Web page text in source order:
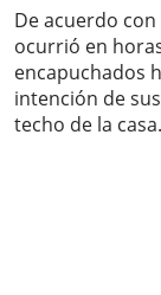
De acuerdo
ocurrió en
encapuchados
intención de
techo de la casa.